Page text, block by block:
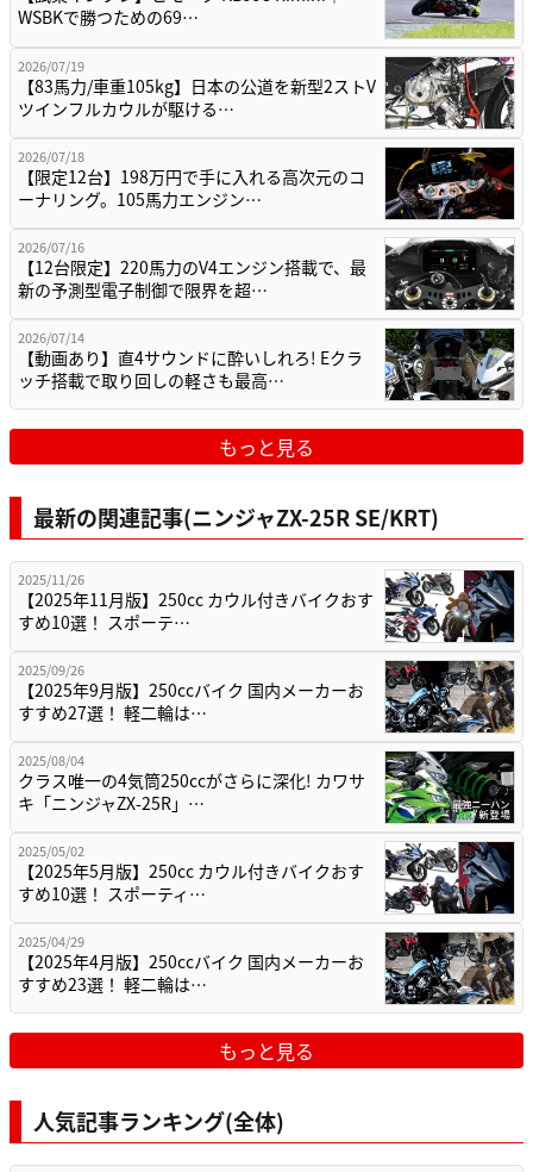
WSBKで勝つための69…
2026/07/19
【83馬力/車重105kg】日本の公道を新型2ストV
ツインフルカウルが駆ける…
2026/07/18
【限定12台】198万円で手に入れる高次元のコ
ーナリング。105馬力エンジン…
2026/07/16
【12台限定】220馬力のV4エンジン搭載で、最
新の予測型電子制御で限界を超…
2026/07/14
【動画あり】直4サウンドに酔いしれろ! Eクラ
ッチ搭載で取り回しの軽さも最高…
もっと見る
最新の関連記事(ニンジャZX-25R SE/KRT)
2025/11/26
【2025年11月版】250cc カウル付きバイクおす
すめ10選！ スポーテ…
2025/09/26
【2025年9月版】250ccバイク 国内メーカーお
すすめ27選！ 軽二輪は…
2025/08/04
クラス唯一の4気筒250ccがさらに深化! カワサ
キ「ニンジャZX-25R」…
2025/05/02
【2025年5月版】250cc カウル付きバイクおす
すめ10選！ スポーティ…
2025/04/29
【2025年4月版】250ccバイク 国内メーカーお
すすめ23選！ 軽二輪は…
もっと見る
人気記事ランキング(全体)